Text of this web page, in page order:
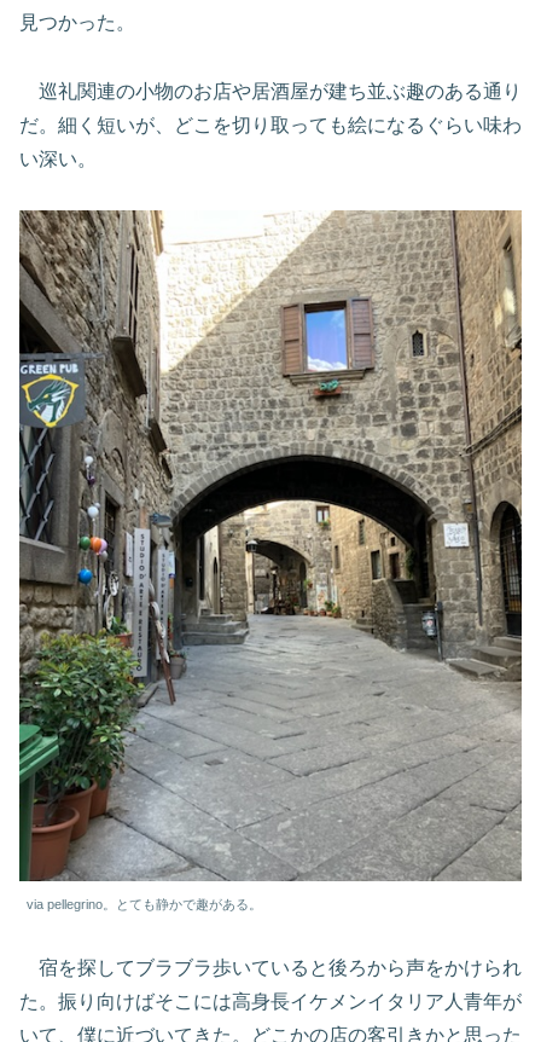
見つかった。
巡礼関連の小物のお店や居酒屋が建ち並ぶ趣のある通り
だ。細く短いが、どこを切り取っても絵になるぐらい味わ
い深い。
via pellegrino。とても静かで趣がある。
宿を探してブラブラ歩いていると後ろから声をかけられ
た。振り向けばそこには高身長イケメンイタリア人青年が
いて、僕に近づいてきた。どこかの店の客引きかと思った